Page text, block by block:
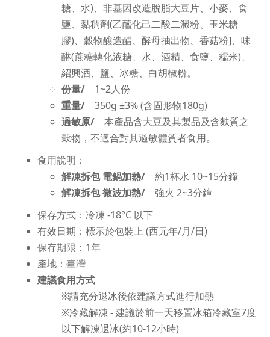
糖、水)、非基因改造脫脂大豆片、小麥、食
鹽、黏稠劑(乙醯化己二酸二澱粉、玉米糖
膠)、穀物釀造醋、酵母抽出物、香菇粉]、味
醂(蔗糖轉化液糖、水、酒精、食鹽、糯米)、
紹興酒、鹽、冰糖、白胡椒粉。
份量/ 1~2人份
重量/ 350g ±3% (含固形物180g)
過敏原/ 本產品含大豆及其製品及含麩質之
穀物，不適合對其過敏體質者食用。
食用說明：
解凍拆包 電鍋加熱/ 約1杯水 10~15分鐘
解凍拆包 微波加熱/ 強火 2~3分鐘
保存方式：冷凍 -18°C 以下
有效日期：標示於包裝上 (西元年/月/日)
保存期限：1年
產地：臺灣
建議食用方式
※請充分退冰後依建議方式進行加熱
※冷藏解凍 - 建議於前一天移置冰箱冷藏室7度
以下解凍退冰(約10-12小時)